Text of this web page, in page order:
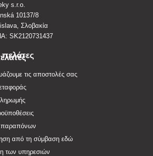
s.r.o.
10137/8
Σλοβακία
SK2120731437
πελάτες
τις αποστολές σας
παραπόνων
από τη σύμβαση εδώ
των υπηρεσιών